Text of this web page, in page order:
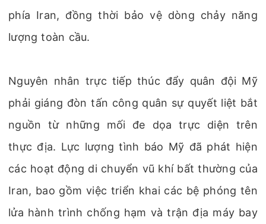
phía Iran, đồng thời bảo vệ dòng chảy năng
lượng toàn cầu.
Nguyên nhân trực tiếp thúc đẩy quân đội Mỹ
phải giáng đòn tấn công quân sự quyết liệt bắt
nguồn từ những mối đe dọa trực diện trên
thực địa. Lực lượng tình báo Mỹ đã phát hiện
các hoạt động di chuyển vũ khí bất thường của
Iran, bao gồm việc triển khai các bệ phóng tên
lửa hành trình chống hạm và trận địa máy bay